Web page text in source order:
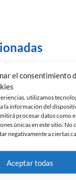
el consentimiento
utilizamos
la información del
procesar datos como
únicas en este sitio. No
negativamente a ciertas
Aceptar todas
JUGADOR